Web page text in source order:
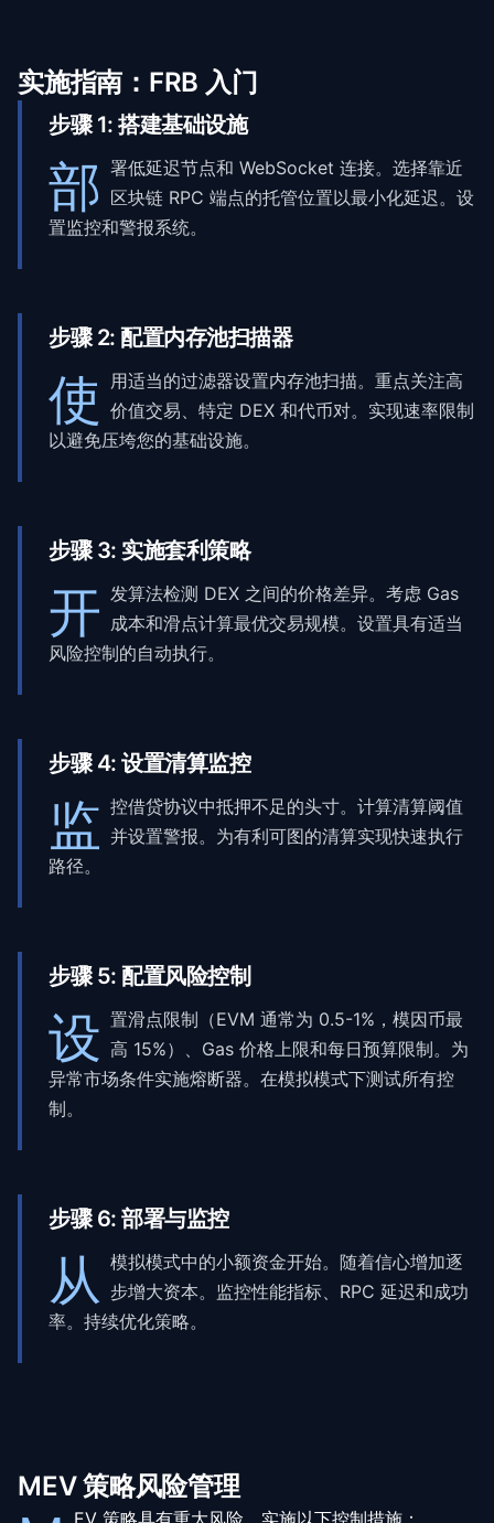
实施指南：FRB 入门
步骤 1: 搭建基础设施
部 署低延迟节点和 WebSocket 连接。选择靠近
区块链 RPC 端点的托管位置以最小化延迟。设
置监控和警报系统。
步骤 2: 配置内存池扫描器
使
用适当的过滤器设置内存池扫描。重点关注高
价值交易、特定 DEX 和代币对。实现速率限制
以避免压垮您的基础设施。
步骤 3: 实施套利策略
开 发算法检测 DEX 之间的价格差异。考虑 Gas
成本和滑点计算最优交易规模。设置具有适当
风险控制的自动执行。
步骤 4: 设置清算监控
监 控借贷协议中抵押不足的头寸。计算清算阈值
并设置警报。为有利可图的清算实现快速执行
路径。
步骤 5: 配置风险控制
设 置滑点限制（EVM 通常为 0.5-1%，模因币最
高 15%）、Gas 价格上限和每日预算限制。为
异常市场条件实施熔断器。在模拟模式下测试所有控
制。
步骤 6: 部署与监控
从 模拟模式中的小额资金开始。随着信心增加逐
步增大资本。监控性能指标、RPC 延迟和成功
率。持续优化策略。
MEV 策略风险管理
EV 策略具有重大风险。实施以下控制措施：